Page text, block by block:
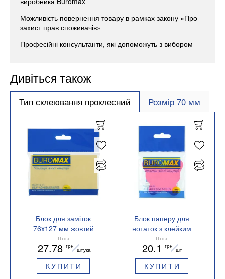
Можливість повернення товару в рамках закону «Про
захист прав споживачів»
Професійні консультанти, які допоможуть з вибором
Дивіться також
Тип склеювання проклеєний Розмір 70 мм
Блок для заміток
76x127 мм жовтий
BM.2314-01 Buromax
Ціна
27.78 грн
штука
КУПИТИ
Блок паперу для
нотаток з клейким
шаром BUTTERFLY
75х75 мм BUROMAX
BM.2364-99
Ціна
20.1 грн
шт
КУПИТИ